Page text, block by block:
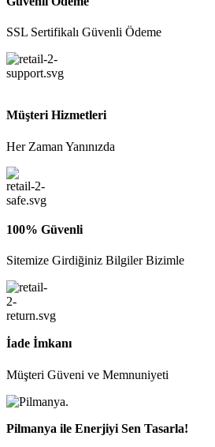
SSL Sertifikalı Güvenli Ödeme
Müşteri Hizmetleri
Her Zaman Yanınızda
100% Güvenli
Sitemize Girdiğiniz Bilgiler Bizimle
İade İmkanı
Müşteri Güveni ve Memnuniyeti
Pilmanya ile Enerjiyi Sen Tasarla!